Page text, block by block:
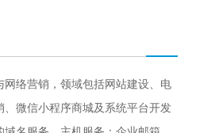
网络营销，领域包括网站建设、电
、微信小程序商城及系统平台开发